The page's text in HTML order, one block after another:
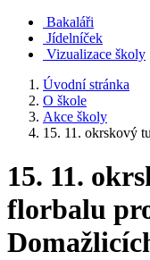
Bakaláři
Jídelníček
Vizualizace školy
Úvodní stránka
O škole
Akce školy
15. 11. okrskový
15. 11.
florbalu